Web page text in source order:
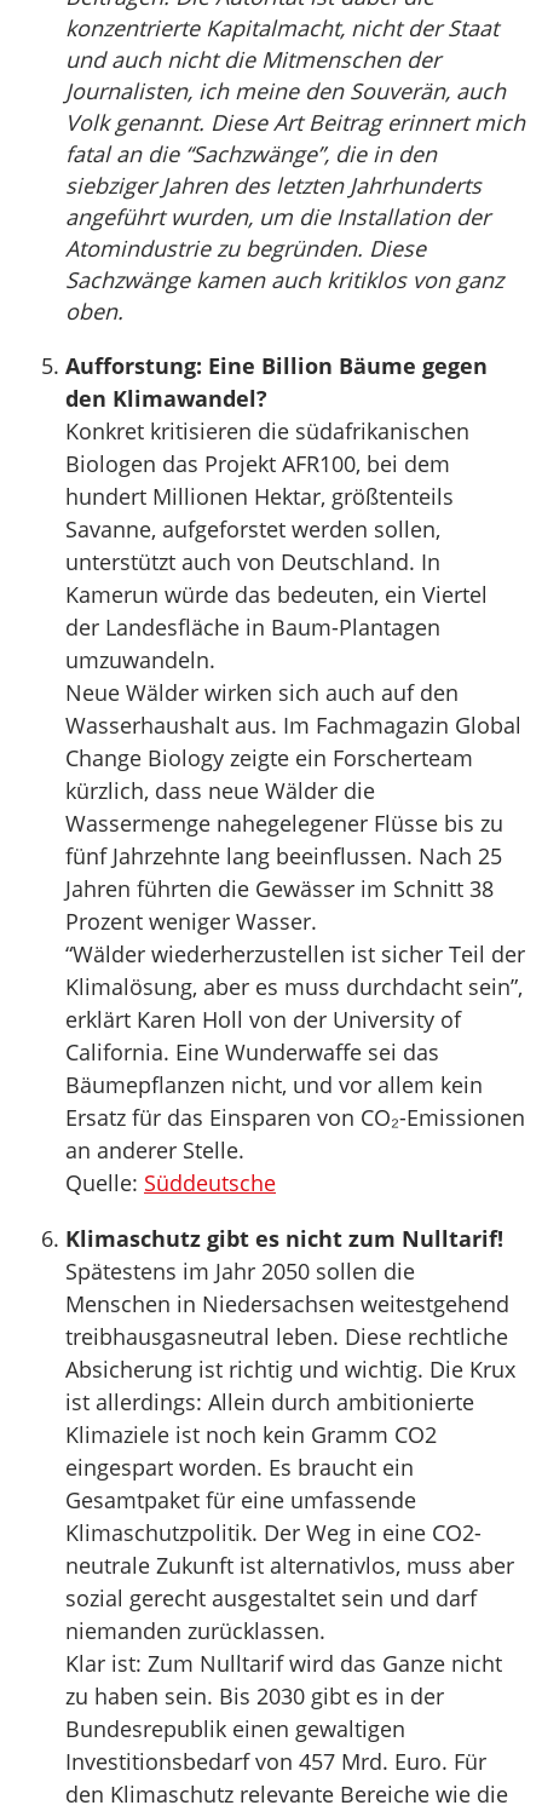
konzentrierte Kapitalmacht, nicht der Staat
und auch nicht die Mitmenschen der
Journalisten, ich meine den Souverän, auch
Volk genannt. Diese Art Beitrag erinnert mich
fatal an die “Sachzwänge”, die in den
siebziger Jahren des letzten Jahrhunderts
angeführt wurden, um die Installation der
Atomindustrie zu begründen. Diese
Sachzwänge kamen auch kritiklos von ganz
oben.
Aufforstung: Eine Billion Bäume gegen
den Klimawandel?
Konkret kritisieren die südafrikanischen
Biologen das Projekt AFR100, bei dem
hundert Millionen Hektar, größtenteils
Savanne, aufgeforstet werden sollen,
unterstützt auch von Deutschland. In
Kamerun würde das bedeuten, ein Viertel
der Landesfläche in Baum-Plantagen
umzuwandeln.
Neue Wälder wirken sich auch auf den
Wasserhaushalt aus. Im Fachmagazin Global
Change Biology zeigte ein Forscherteam
kürzlich, dass neue Wälder die
Wassermenge nahegelegener Flüsse bis zu
fünf Jahrzehnte lang beeinflussen. Nach 25
Jahren führten die Gewässer im Schnitt 38
Prozent weniger Wasser.
“Wälder wiederherzustellen ist sicher Teil der
Klimalösung, aber es muss durchdacht sein”,
erklärt Karen Holl von der University of
California. Eine Wunderwaffe sei das
Bäumepflanzen nicht, und vor allem kein
Ersatz für das Einsparen von CO₂-Emissionen
an anderer Stelle.
Quelle: Süddeutsche
Klimaschutz gibt es nicht zum Nulltarif!
Spätestens im Jahr 2050 sollen die
Menschen in Niedersachsen weitestgehend
treibhausgasneutral leben. Diese rechtliche
Absicherung ist richtig und wichtig. Die Krux
ist allerdings: Allein durch ambitionierte
Klimaziele ist noch kein Gramm CO2
eingespart worden. Es braucht ein
Gesamtpaket für eine umfassende
Klimaschutzpolitik. Der Weg in eine CO2-
neutrale Zukunft ist alternativlos, muss aber
sozial gerecht ausgestaltet sein und darf
niemanden zurücklassen.
Klar ist: Zum Nulltarif wird das Ganze nicht
zu haben sein. Bis 2030 gibt es in der
Bundesrepublik einen gewaltigen
Investitionsbedarf von 457 Mrd. Euro. Für
den Klimaschutz relevante Bereiche wie die